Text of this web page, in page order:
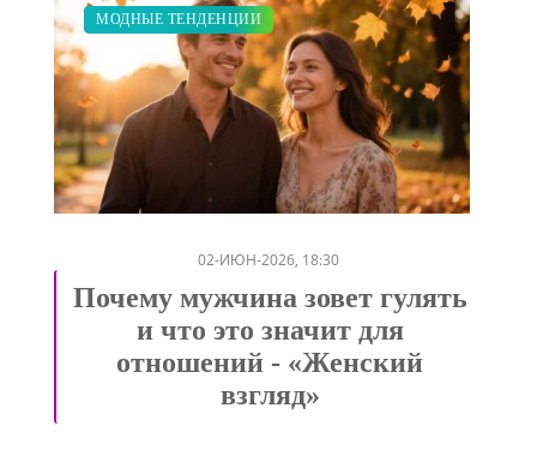
ЗАКУПКИ ПО МОДЕ
/
ПОКАЗЫ
/
СВАДЬБА
/
ДИЕТА
/
МОДНЫЕ ТЕНДЕНЦИИ
02-ИЮН-2026, 18:30
Почему мужчина зовет гулять
и что это значит для
отношений - «Женский
взгляд»